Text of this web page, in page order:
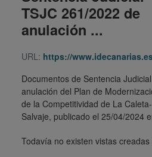
TSJC 261/2022 de
anulación ...
URL: https://www.idecanarias.es/resources/PLA_ENP_URB/
Documentos de Sentencia
anulación del Plan de
de la Competitividad de La
Salvaje, publicado el 25/04/2024
Todavía no existen vistas